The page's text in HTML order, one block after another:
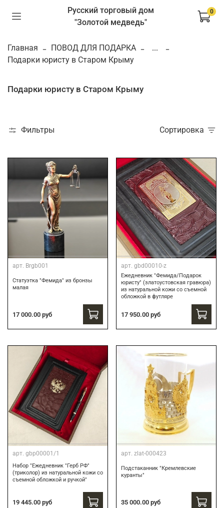
Русский торговый дом
"Золотой медведь"
0
Главная ПОВОД ДЛЯ ПОДАРКА
...
Подарки юристу в Старом Крыму
Подарки юристу в Старом Крыму
Фильтры Сортировка
арт. Brgb001
Статуэтка "Фемида" из бронзы
малая
17 000.00 руб
арт. gbd00010-z
Ежедневник "Фемида/Подарок
юристу" (златоустовская гравюра)
из натуральной кожи со съемной
обложкой в футляре
17 950.00 руб
арт. gbp00001/1
Набор "Ежедневник "Герб РФ"
(триколор) из натуральной кожи со
съемной обложкой и ручкой"
19 445.00 руб
арт. zlat-000423
Подстаканник "Кремлевские
куранты"
35 000.00 руб